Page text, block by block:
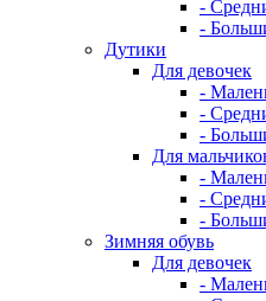
-
-
Дутики
Для девочек
-
-
-
Для
-
-
-
Зимняя обувь
Для девочек
-